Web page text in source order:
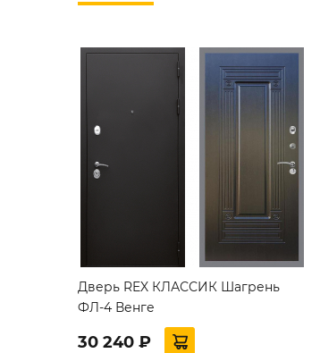
Дверь REX КЛАССИК Шагрень
ФЛ-4 Венге
30 240 ₽